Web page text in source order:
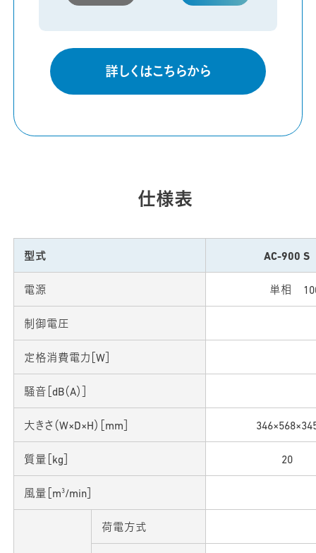
詳しくはこちらから
仕様表
型式 AC-900 S
電源 単相
制御電圧
定格消費電力［W］
騒音［dB（A）］
大きさ（W×D×H）［mm］
質量［kg］ 20
風量［m3/min］
荷電方式